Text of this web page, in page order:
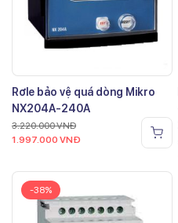
Rơle bảo vệ quá dòng Mikro
NX204A-240A
3.220.000VNĐ
1.997.000 VNĐ
-38%